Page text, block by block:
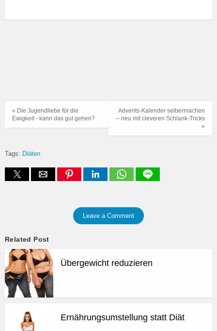
Advents-Kalender selbermachen
– neu mit cleveren Schlank-Tricks
»
« Die Jugendliebe für die
Ewigkeit - kann das gut gehen?
Tags: Diäten
Leave a Comment
Related Post
Übergewicht reduzieren
Ernährungsumstellung statt Diät